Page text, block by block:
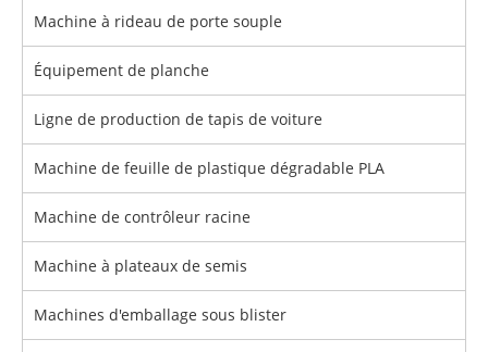
Machine à rideau de porte souple
Équipement de planche
Ligne de production de tapis de voiture
Machine de feuille de plastique dégradable PLA
Machine de contrôleur racine
Machine à plateaux de semis
Machines d'emballage sous blister